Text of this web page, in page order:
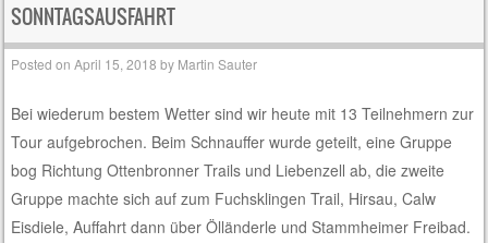
SONNTAGSAUSFAHRT
Posted onApril 15, 2018 by Martin Sauter
Bei wiederum bestem Wetter sind wir heute mit 13 Teilnehmern zur
Tour aufgebrochen. Beim Schnauffer wurde geteilt, eine Gruppe
bog Richtung Ottenbronner Trails und Liebenzell ab, die zweite
Gruppe machte sich auf zum Fuchsklingen Trail, Hirsau, Calw
Eisdiele, Auffahrt dann über Ölländerle und Stammheimer Freibad.